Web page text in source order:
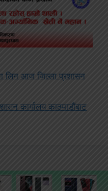
लिन आज जिल्ला प्रशासन
कार्यालय काठमाडौंबाट